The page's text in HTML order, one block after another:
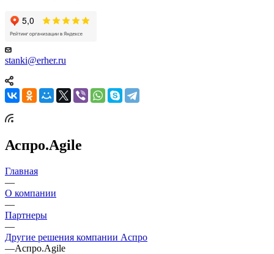
stanki@erher.ru
Аспро.Agile
Главная
—
О компании
—
Партнеры
—
Другие решения компании Аспро
—Аспро.Agile